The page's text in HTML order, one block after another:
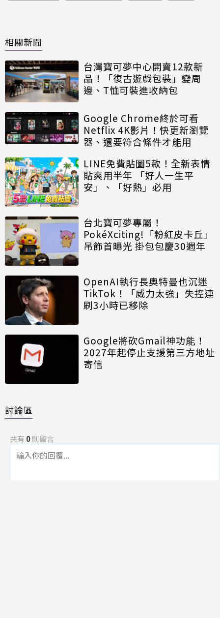
相關新聞
台灣寶可夢中心開賣12款新
品！「復古遊戲包裝」變周
邊、T恤可裝進收納包
Google Chrome終於可看
Netflix 4K影片！快更新瀏覽
器、還要符合條件才能用
LINE免費貼圖5款！全新表情
貼爽用半年 「好人一生平
安」、「好熱」必用
台北寶可夢專屬！
PokéXciting!「粉紅皮卡丘」
吊飾首曝光 掛包包慶30週年
OpenAI執行長奧特曼也沉迷
TikTok！「威力太強」失控連
刷3小時已移除
Google將砍Gmail神功能！
2027年起停止支援第三方地址
寄信
討論區
共有 0則留言